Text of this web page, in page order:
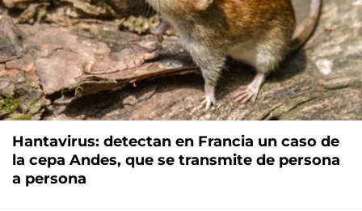
Hantavirus: detectan en Francia un caso de
la cepa Andes, que se transmite de persona
a persona